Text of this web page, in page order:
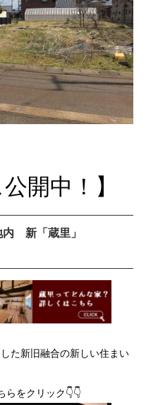
開中！】
新「蔵里」
た新旧融合の新しい住まい
らをクリック👇👇